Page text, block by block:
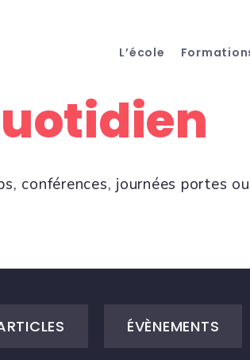
L’école
conférences, journées portes
ÉVÈNEMENTS